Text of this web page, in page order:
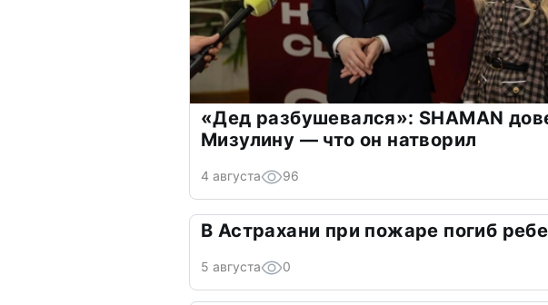
«Дед разбушевался»: SHAMAN
Мизулину — что он натворил
4 августа 96
В Астрахани при пожаре погиб
5 августа 0